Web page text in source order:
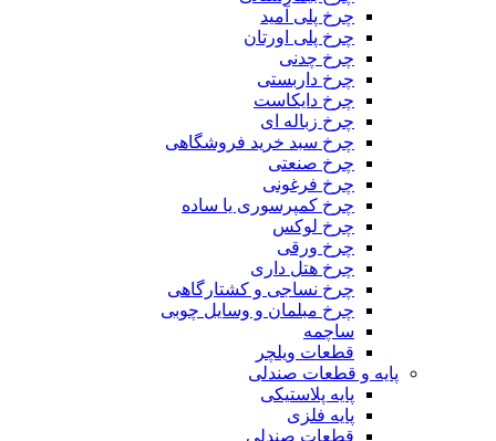
چرخ پلی آمید
چرخ پلی اورتان
چرخ چدنی
چرخ داربستی
چرخ دایکاست
چرخ زباله ای
چرخ سبد خرید فروشگاهی
چرخ صنعتی
چرخ فرغونی
چرخ کمپرسوری یا ساده
چرخ لوکس
چرخ ورقی
چرخ هتل داری
چرخ نساجی و کشتارگاهی
چرخ مبلمان و وسایل چوبی
ساچمه
قطعات ویلچر
پایه و قطعات صندلی
پایه پلاستیکی
پایه فلزی
قطعات صندلی